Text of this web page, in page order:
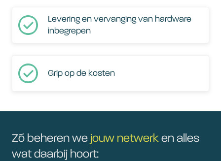
Levering en vervanging van hardware
inbegrepen
Grip op de kosten
Zó beheren we jouw netwerk en alles
wat daarbij hoort: